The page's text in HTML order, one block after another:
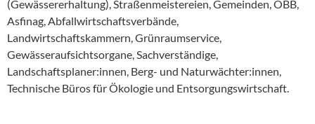
(Gewässererhaltung), Straßenmeistereien, Gemeinden, ÖBB,
Asfinag, Abfallwirtschaftsverbände,
Landwirtschaftskammern, Grünraumservice,
Gewässeraufsichtsorgane, Sachverständige,
Landschaftsplaner:innen, Berg- und Naturwächter:innen,
Technische Büros für Ökologie und Entsorgungswirtschaft.